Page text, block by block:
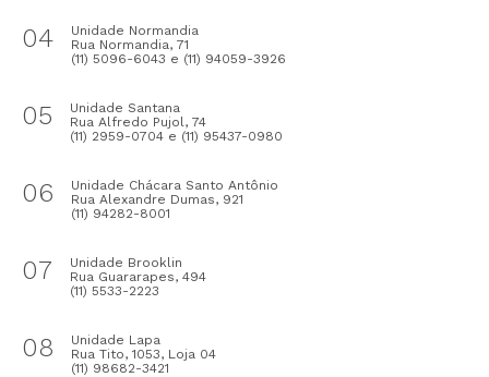
04
Unidade Normandia
Rua Normandia, 71
(11) 5096-6043 e (11) 94059-3926
05
Unidade Santana
Rua Alfredo Pujol, 74
(11) 2959-0704 e (11) 95437-0980
06
Unidade Chácara Santo Antônio
Rua Alexandre Dumas, 921
(11) 94282-8001
07
Unidade Brooklin
Rua Guararapes, 494
(11) 5533-2223
08
Unidade Lapa
Rua Tito, 1053, Loja 04
(11) 98682-3421